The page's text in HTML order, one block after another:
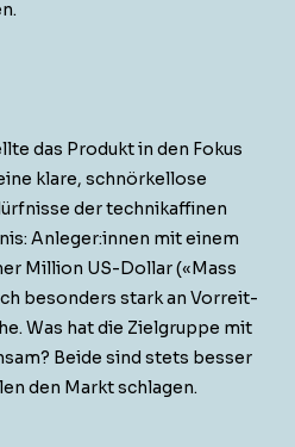
das Pro­dukt in den Fokus
klare, schnörkel­lose
der tech­nikaffinen
Anleger:innen mit einem
Mil­lion US-Dol­lar («Mass
beson­ders stark an Vor­re­it­
Was hat die Ziel­gruppe mit
Bei­de sind stets bess­er
den Markt schlagen.